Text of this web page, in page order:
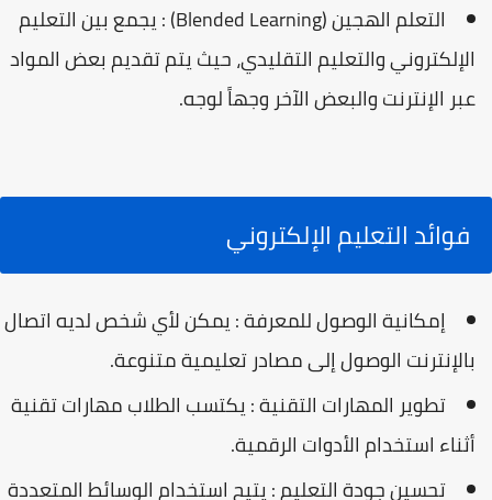
التعلم الهجين (Blended Learning) : يجمع بين التعليم
الإلكتروني والتعليم التقليدي، حيث يتم تقديم بعض المواد
عبر الإنترنت والبعض الآخر وجهاً لوجه.
فوائد التعليم الإلكتروني
إمكانية الوصول للمعرفة : يمكن لأي شخص لديه اتصال
بالإنترنت الوصول إلى مصادر تعليمية متنوعة.
تطوير المهارات التقنية : يكتسب الطلاب مهارات تقنية
أثناء استخدام الأدوات الرقمية.
تحسين جودة التعليم : يتيح استخدام الوسائط المتعددة